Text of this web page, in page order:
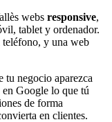
webs responsive,
tablet y ordenador.
teléfono, y una web
tu negocio aparezca
Google lo que tú
de forma
en clientes.